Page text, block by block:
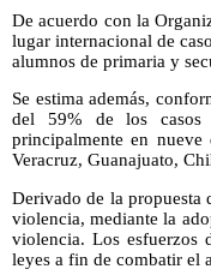
De acuerdo con la
lugar internacional de
alumnos de primaria y
Se estima además,
del 59% de los casos
principalmente en
Veracruz, Guanajuato,
Derivado de la propuesta
violencia, mediante la
violencia. Los esfuerzos
leyes a fin de combatir el